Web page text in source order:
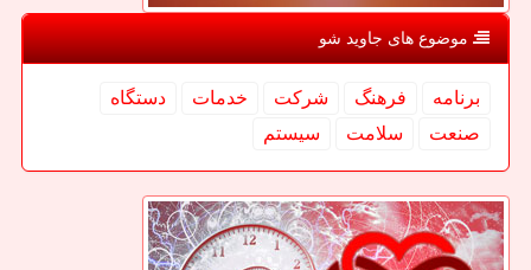
موضوع های جاوید شو
برنامه فرهنگ شركت خدمات
دستگاه
صنعت
سلامت سیستم